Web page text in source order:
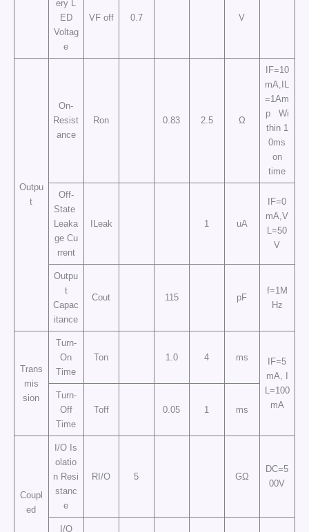
ery L
ED
Voltag
e
VF off 0.7 V
Outpu
t
On-
Resist
ance
Ron 0.83 2.5 Ω
IF=10
mA,IL
=1Am
p Wi
thin 1
0ms
on
time
Off-
State
Leaka
ge Cu
rrent
ILeak 1 uA
IF=0
mA,V
L=50
V
Outpu
t
Capac
itance
Cout 115 pF
f=1M
Hz
Trans
mis
sion
Turn-
On
Time
Ton 1.0 4 ms
IF=5
mA, I
L=100
mA
Turn-
Off
Time
Toff 0.05 1 ms
Coupl
ed
I/O Is
olatio
n Resi
stanc
e
RI/O 5 GΩ
DC=5
00V
I/O